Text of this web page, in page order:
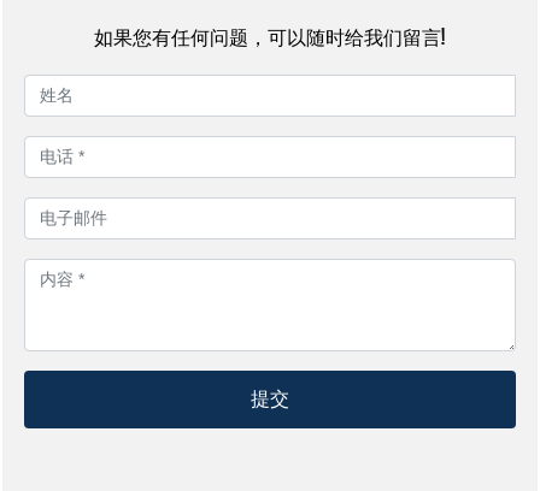
如果您有任何问题，可以随时给我们留言!
提交